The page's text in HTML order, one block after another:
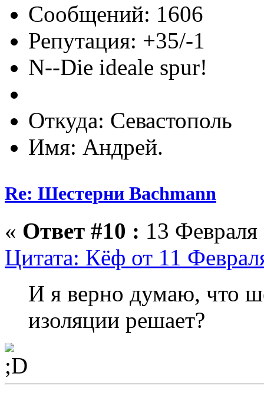
Сообщений: 1606
Репутация: +35/-1
N--Die ideale spur!
Откуда: Севастополь
Имя: Андрей.
Re: Шестерни Bachmann
« Ответ #10 : 13
Цитата: Кёф от 11
И я верно думаю, что
изоляции решает?